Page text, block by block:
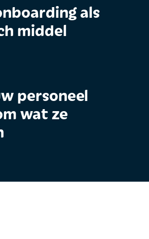
als
middel
personeel
wat ze